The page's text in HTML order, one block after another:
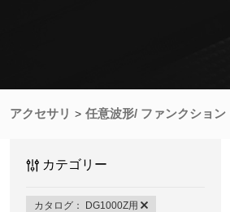
アクセサリ 任意波形/ ファンクション
カテゴリー
カタログ： DG1000Z用